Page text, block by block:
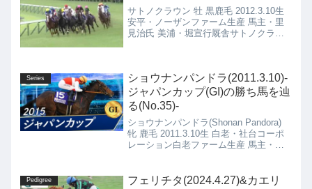
サトノクラウン 牡 黒鹿毛 2012.3.10生
安平・ノーザンファーム生産 馬主・里
見治氏 美浦・堀宣行厩舎サトノクラウ
Series
ショウナンパンドラ(2011.3.10)-
ジャパンカップ(GI)の勝ち馬を辿
る(No.35)-
ショウナンパンドラ(Shonan Pandora)
牝 鹿毛 2011.3.10生 白老・社台コーポ
レーション白老ファーム生産 馬主・国
Pedigree
フェリチタ(2024.4.27)&カエリ